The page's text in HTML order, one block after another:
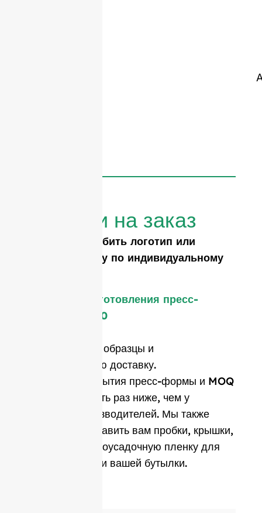
Бутылки на заказ
Вам нужно выбить логотип или
сделать форму по индивидуальному
Стоимость изготовления пресс-
формы: $1 800
Цена включает образцы и
международную доставку.
Стоимость открытия пресс-формы и MOQ
в среднем в пять раз ниже, чем у
западных производителей. Мы также
можем предоставить вам пробки, крышки,
этикетки и термоусадочную пленку для
персонализации вашей бутылки.